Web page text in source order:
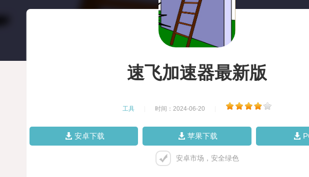
速飞加速器最新版
工具 时间：2024-06-20
安卓下载 苹果下载
安卓市场，安全绿色